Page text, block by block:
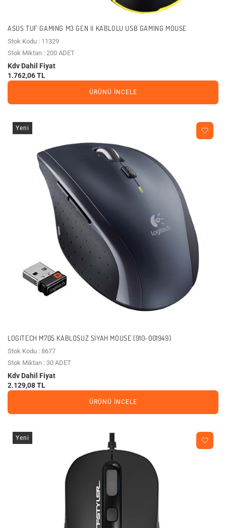
ASUS TUF GAMING M3 GEN II KABLOLU USB GAMING MOUSE
Stok Kodu : 11329
Stok Miktarı : 200 ADET
Kdv Dahil Fiyat
1.762,06 TL
ÜRÜNÜ İNCELE
Yeni
LOGITECH M705 KABLOSUZ SIYAH MOUSE (910-001949)
Stok Kodu : 8677
Stok Miktarı : 30 ADET
Kdv Dahil Fiyat
2.129,08 TL
ÜRÜNÜ İNCELE
Yeni